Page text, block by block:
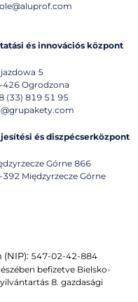
és innovációs központ
5
426 Ogrodzona
(33) 819 51 95
és diszpécserközpont
Górne 866
392 Międzyrzecze Górne
(NIP): 547-02-42-884
befizetve Bielsko-
8. gazdasági